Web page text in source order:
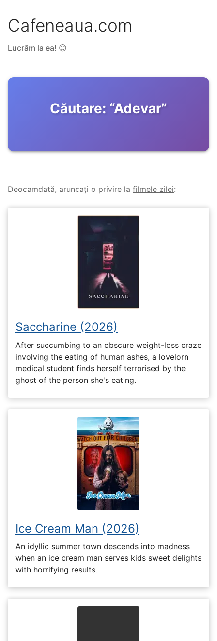
Cafeneaua.com
Lucrăm la ea! 😊
Căutare: “Adevar”
Deocamdată, aruncați o privire la filmele zilei:
Saccharine (2026)
After succumbing to an obscure weight-loss craze
involving the eating of human ashes, a lovelorn
medical student finds herself terrorised by the
ghost of the person she's eating.
Ice Cream Man (2026)
An idyllic summer town descends into madness
when an ice cream man serves kids sweet delights
with horrifying results.